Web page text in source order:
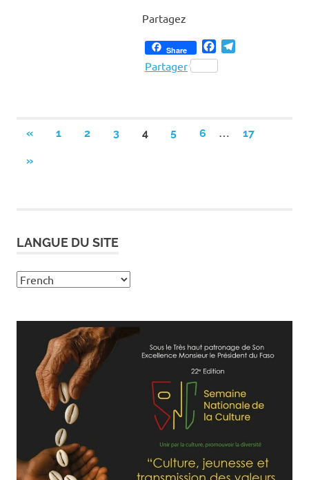
Partagez
Share Facebook
Partager
Pagination
des
«PREVIOUS
1 2 3 4 5 6 … 17
NEXT
»
LANGUE DU SITE